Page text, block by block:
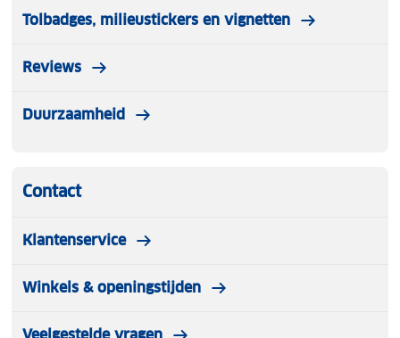
Tolbadges, milieustickers en vignetten
Reviews
Duurzaamheid
Contact
Klantenservice
Winkels & openingstijden